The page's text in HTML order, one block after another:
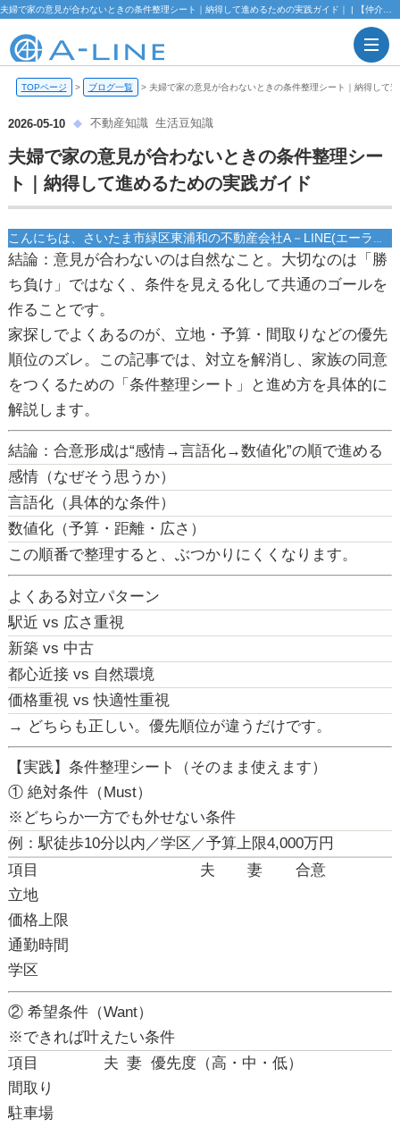
TOPページ > ブログ一覧 > 夫婦で家の意見が合わないときの条件整理シート｜納得して
2026-05-10 不動産知識 生活豆知識
夫婦で家の意見が合わないときの条件整理シー
ト｜納得して進めるための実践ガイド
結論：意見が合わないのは自然なこと。大切なのは「勝
ち負け」ではなく、 条件を見える化して共通のゴールを
作ること です。
家探しでよくあるのが、立地・予算・間取りなどの優先
順位のズレ。この記事では、対立を解消し、家族の同意
をつくるための「条件整理シート」と進め方を具体的に
解説します。
結論：合意形成は“感情→言語化→数値化”の順で進める
感情（なぜそう思うか）
言語化（具体的な条件）
数値化（予算・距離・広さ）
この順番で整理すると、ぶつかりにくくなります。
よくある対立パターン
駅近 vs 広さ重視
新築 vs 中古
都心近接 vs 自然環境
価格重視 vs 快適性重視
→ どちらも正しい。優先順位が違うだけです。
【実践】条件整理シート（そのまま使えます）
① 絶対条件（Must）
※どちらか一方でも外せない条件
例：駅徒歩10分以内／学区／予算上限4,000万円
項目
夫 妻
合意
立地
価格上限
通勤時間
学区
② 希望条件（Want）
※できれば叶えたい条件
項目
夫 妻 優先度（高・中・低）
間取り
駐車場